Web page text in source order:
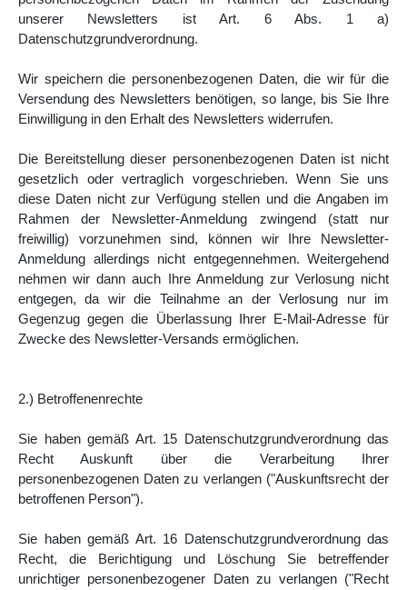
unserer Newsletters ist Art. 6 Abs. 1 a)
Datenschutzgrundverordnung.
Wir speichern die personenbezogenen Daten, die wir für die
Versendung des Newsletters benötigen, so lange, bis Sie Ihre
Einwilligung in den Erhalt des Newsletters widerrufen.
Die Bereitstellung dieser personenbezogenen Daten ist nicht
gesetzlich oder vertraglich vorgeschrieben. Wenn Sie uns
diese Daten nicht zur Verfügung stellen und die Angaben im
Rahmen der Newsletter-Anmeldung zwingend (statt nur
freiwillig) vorzunehmen sind, können wir Ihre Newsletter-
Anmeldung allerdings nicht entgegennehmen. Weitergehend
nehmen wir dann auch Ihre Anmeldung zur Verlosung nicht
entgegen, da wir die Teilnahme an der Verlosung nur im
Gegenzug gegen die Überlassung Ihrer E-Mail-Adresse für
Zwecke des Newsletter-Versands ermöglichen.
2.) Betroffenenrechte
Sie haben gemäß Art. 15 Datenschutzgrundverordnung das
Recht Auskunft über die Verarbeitung Ihrer
personenbezogenen Daten zu verlangen ("Auskunftsrecht der
betroffenen Person").
Sie haben gemäß Art. 16 Datenschutzgrundverordnung das
Recht, die Berichtigung und Löschung Sie betreffender
unrichtiger personenbezogener Daten zu verlangen ("Recht